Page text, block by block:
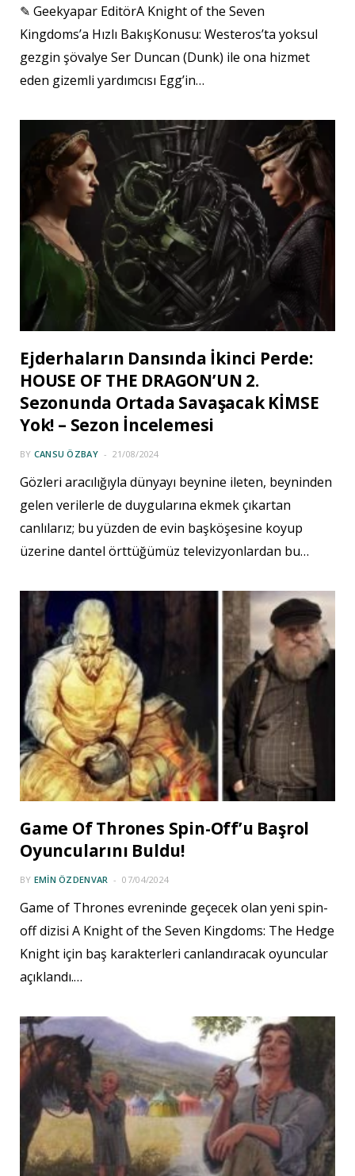
✎ Geekyapar EditörA Knight of the Seven
Kingdoms’a Hızlı BakışKonusu: Westeros’ta yoksul
gezgin şövalye Ser Duncan (Dunk) ile ona hizmet
eden gizemli yardımcısı Egg’in…
Ejderhaların Dansında İkinci Perde:
HOUSE OF THE DRAGON’UN 2.
Sezonunda Ortada Savaşacak KİMSE
Yok! – Sezon İncelemesi
BY CANSU ÖZBAY 21/08/2024
Gözleri aracılığıyla dünyayı beynine ileten, beyninden
gelen verilerle de duygularına ekmek çıkartan
canlılarız; bu yüzden de evin başköşesine koyup
üzerine dantel örttüğümüz televizyonlardan bu…
Game Of Thrones Spin-Off’u Başrol
Oyuncularını Buldu!
BY EMIN ÖZDENVAR 07/04/2024
Game of Thrones evreninde geçecek olan yeni spin-
off dizisi A Knight of the Seven Kingdoms: The Hedge
Knight için baş karakterleri canlandıracak oyuncular
açıklandı.…